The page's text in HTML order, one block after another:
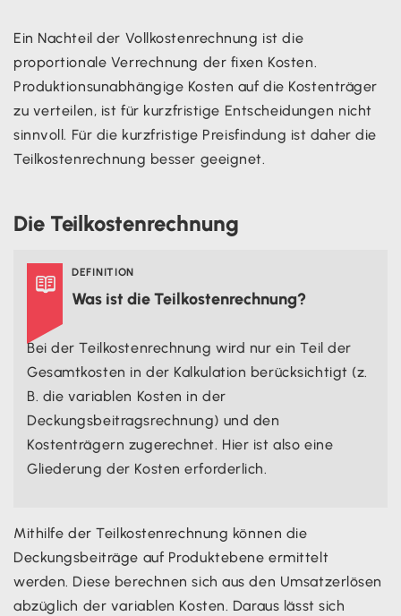
Ein Nachteil der Vollkostenrechnung ist die
proportionale Verrechnung der fixen Kosten.
Produktionsunabhängige Kosten auf die Kostenträger
zu verteilen, ist für kurzfristige Entscheidungen nicht
sinnvoll. Für die kurzfristige Preisfindung ist daher die
Teilkostenrechnung besser geeignet.
Die Teilkostenrechnung
 DEFINITION
Was ist die Teilkostenrechnung?
Bei der Teilkostenrechnung wird nur ein Teil der
Gesamtkosten in der Kalkulation berücksichtigt (z.
B. die variablen Kosten in der
Deckungsbeitragsrechnung) und den
Kostenträgern zugerechnet. Hier ist also eine
Gliederung der Kosten erforderlich.
Mithilfe der Teilkostenrechnung können die
Deckungsbeiträge auf Produktebene ermittelt
werden. Diese berechnen sich aus den Umsatzerlösen
abzüglich der variablen Kosten. Daraus lässt sich